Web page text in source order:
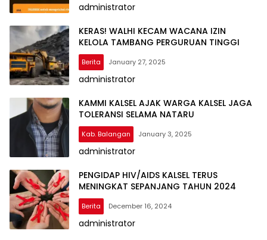
administrator
KERAS! WALHI KECAM WACANA IZIN
KELOLA TAMBANG PERGURUAN TINGGI
Berita January 27, 2025
administrator
KAMMI KALSEL AJAK WARGA KALSEL JAGA
TOLERANSI SELAMA NATARU
Kab. Balangan January 3, 2025
administrator
PENGIDAP HIV/AIDS KALSEL TERUS
MENINGKAT SEPANJANG TAHUN 2024
Berita December 16, 2024
administrator